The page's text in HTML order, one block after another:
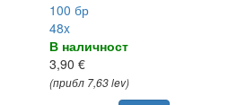
100 бр
48x
В наличност
3,90 €
(прибл 7,63 lev)